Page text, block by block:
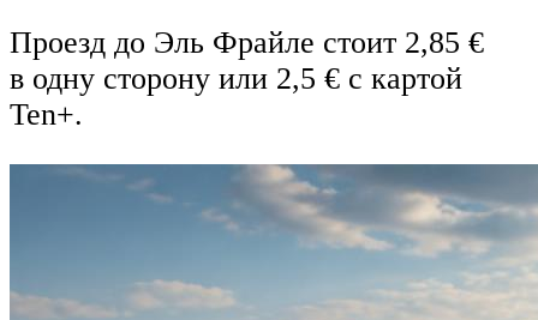
Проезд до Эль Фрайле стоит 2,85 €
в одну сторону или 2,5 € с картой
Ten+.